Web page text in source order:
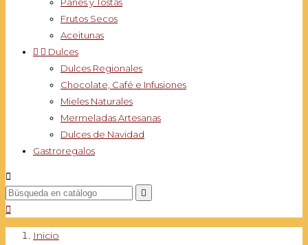
Frutos Secos
Aceitunas
  Dulces
Dulces Regionales
Chocolate, Café e Infusiones
Mieles Naturales
Mermeladas Artesanas
Dulces de Navidad
Gastroregalos



Inicio